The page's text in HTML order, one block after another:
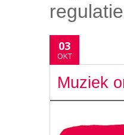
regulatie
03
OKT
Muziek